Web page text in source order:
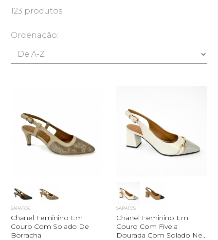
123 produtos
Ordenação:
SAPATOS
Chanel Feminino Em
Couro Com Solado De
Borracha
SAPATOS
Chanel Feminino Em
Couro Com Fivela
Dourada Com Solado Ne...